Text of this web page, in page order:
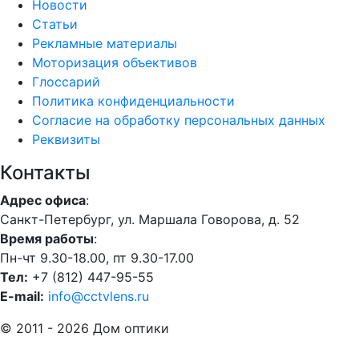
Новости
Статьи
Рекламные материалы
Моторизация объективов
Глоссарий
Политика конфиденциальности
Согласие на обработку персональных данных
Реквизиты
Контакты
Адрес офиса:
Санкт-Петербург, ул. Маршала Говорова, д. 52
Время работы:
Пн-чт 9.30-18.00, пт 9.30-17.00
Тел: +7 (812) 447-95-55
E-mail: info@cctvlens.ru
© 2011 - 2026 Дом оптики